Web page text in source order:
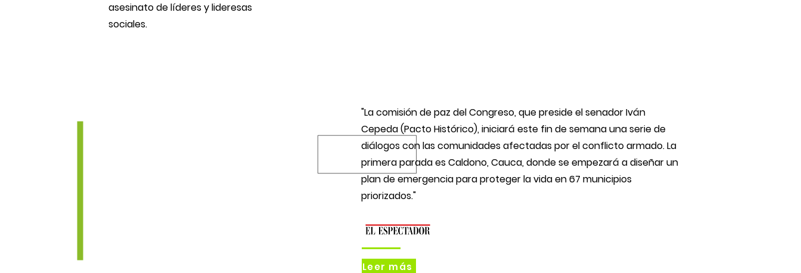
asesinato de líderes y lideresas
sociales.
"La comisión de paz del Congreso, que preside el senador Iván
Cepeda (Pacto Histórico), iniciará este fin de semana una serie de
diálogos con las comunidades afectadas por el conflicto armado. La
primera parada es Caldono, Cauca, donde se empezará a diseñar un
plan de emergencia para proteger la vida en 67 municipios
priorizados."
Leer más